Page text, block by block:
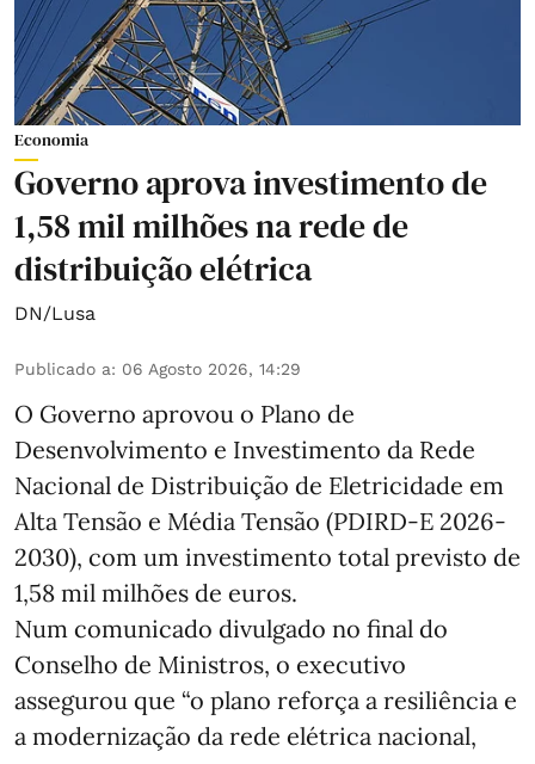
Economia
Governo aprova investimento de
1,58 mil milhões na rede de
distribuição elétrica
DN/Lusa
Publicado a: 06 Agosto 2026, 14:29
O Governo aprovou o Plano de
Desenvolvimento e Investimento da Rede
Nacional de Distribuição de Eletricidade em
Alta Tensão e Média Tensão (PDIRD-E 2026-
2030), com um investimento total previsto de
1,58 mil milhões de euros.
Num comunicado divulgado no final do
Conselho de Ministros, o executivo
assegurou que “o plano reforça a resiliência e
a modernização da rede elétrica nacional,